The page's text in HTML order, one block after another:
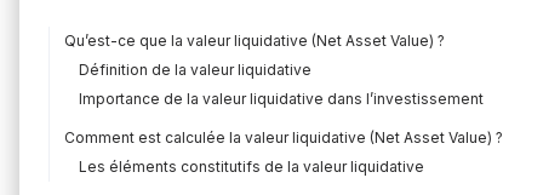
Qu’est-ce que la valeur liquidative (Net Asset Value) ?
Définition de la valeur liquidative
Importance de la valeur liquidative dans l’investissement
Comment est calculée la valeur liquidative (Net Asset Value) ?
Les éléments constitutifs de la valeur liquidative
Asset Value)
Rédigé parMounir Laggoune Édité parMounir Laggoune